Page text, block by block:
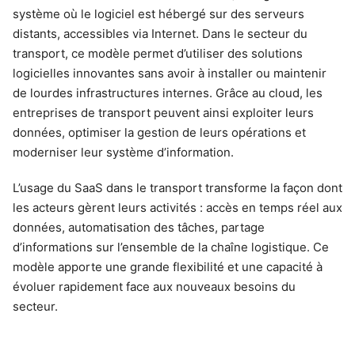
système où le logiciel est hébergé sur des serveurs
distants, accessibles via Internet. Dans le secteur du
transport, ce modèle permet d’utiliser des solutions
logicielles innovantes sans avoir à installer ou maintenir
de lourdes infrastructures internes. Grâce au cloud, les
entreprises de transport peuvent ainsi exploiter leurs
données, optimiser la gestion de leurs opérations et
moderniser leur système d’information.
L’usage du SaaS dans le transport transforme la façon dont
les acteurs gèrent leurs activités : accès en temps réel aux
données, automatisation des tâches, partage
d’informations sur l’ensemble de la chaîne logistique. Ce
modèle apporte une grande flexibilité et une capacité à
évoluer rapidement face aux nouveaux besoins du
secteur.